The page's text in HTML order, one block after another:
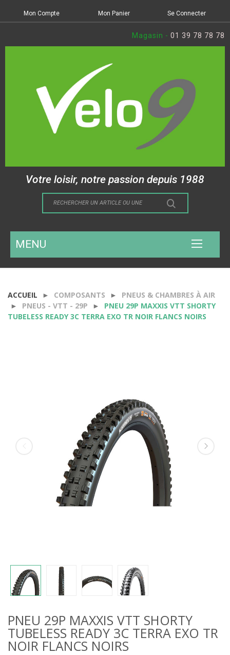
Mon Compte Mon Panier Se Connecter
Magasin - 01 39 78 78 78
Votre loisir, notre passion depuis 1988
MENU
ACCUEIL COMPOSANTS
PNEUS & CHAMBRES À AIR
PNEUS - VTT - 29P
PNEU 29P MAXXIS VTT SHORTY
TUBELESS READY 3C TERRA EXO TR NOIR FLANCS NOIRS
PNEU 29P MAXXIS VTT SHORTY
TUBELESS READY 3C TERRA EXO TR
NOIR FLANCS NOIRS